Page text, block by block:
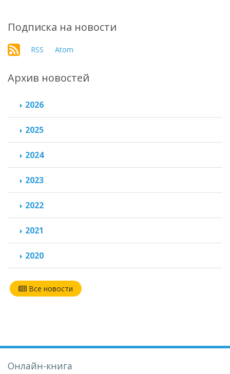
Подписка на новости
RSS Atom
Архив новостей
2026
2025
2024
2023
2022
2021
2020
Все новости
Онлайн-книга